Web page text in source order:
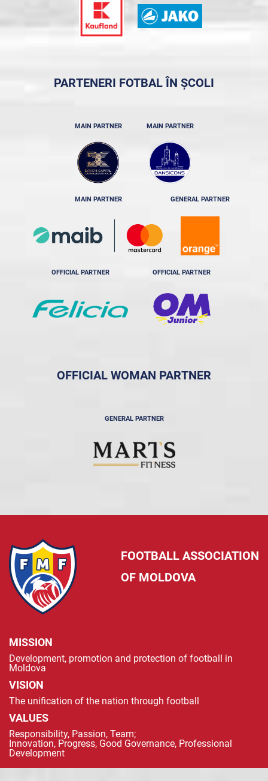
PARTENERI FOTBAL ÎN ȘCOLI
MAIN PARTNER MAIN PARTNER
MAIN PARTNER GENERAL PARTNER
OFFICIAL PARTNER OFFICIAL PARTNER
OFFICIAL WOMAN PARTNER
GENERAL PARTNER
FOOTBALL ASSOCIATION
OF MOLDOVA
MISSION
Development, promotion and protection of football in
Moldova
VISION
The unification of the nation through football
VALUES
Responsibility, Passion, Team;
Innovation, Progress, Good Governance, Professional
Development